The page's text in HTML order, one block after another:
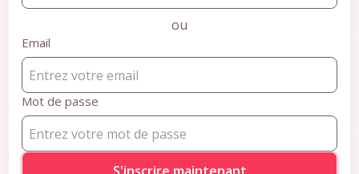
ou
Email
Mot de passe
concurrencer
Pour accéder au contenu,
inscrivez-vous gratuitement et
accédez à +100 ressources
CRO